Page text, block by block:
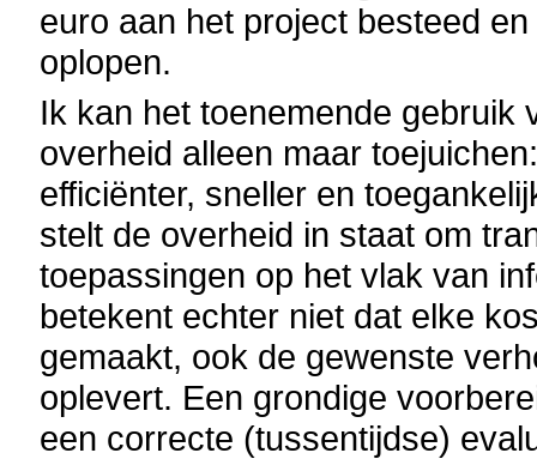
euro aan het project besteed
oplopen.
Ik kan het toenemende gebruik
overheid alleen maar
efficiënter, sneller en
stelt de overheid in staat om
toepassingen op het vlak van
betekent echter niet dat elke
gemaakt, ook de gewenste
oplevert. Een grondige
een correcte (tussentijdse)